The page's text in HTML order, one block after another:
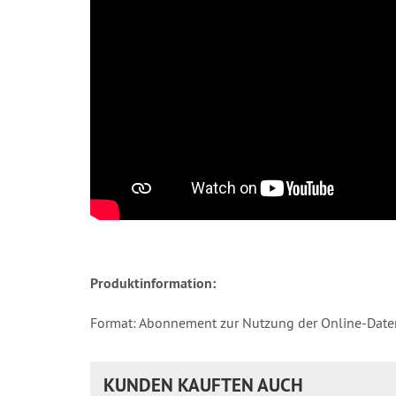
Produktinformation:
Format: Abonnement zur Nutzung der Online-
KUNDEN KAUFTEN AUCH